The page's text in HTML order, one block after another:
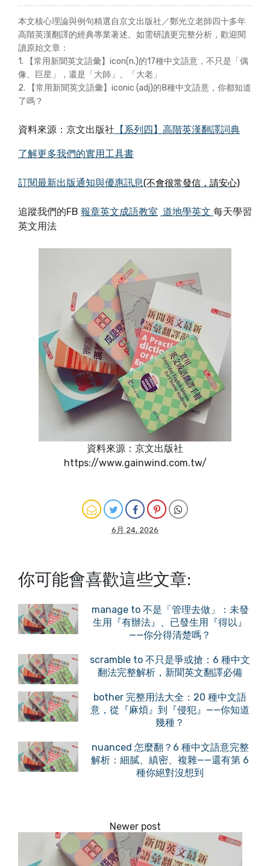
本文核心理論與例句精選自京文出版社／鄭光立老師四十多年
高階英漢翻譯的經典專業著述。如需研讀更完整分析，歡迎閱
讀原始文章：
1. 【常用新聞英文語彙】icon(n.)的17種中文語意，不只是「偶
像、巨星」，還是「大師」、「大老」
2. 【常用新聞英文語彙】iconic (adj)的8種中文語意，你都知道
了嗎？
資料來源：京文出版社 【系列四】高階英漢翻譯詞典
了解更多我們的實用工具書
訂閱最新出版通知與優惠訊息(不會很常發信，請安心)
追蹤我們的FB 報章英文成語教室 道地學英文 每天學習
英文用法
資料來源：京文出版社
https://www.gainwind.com.tw/
6月 24, 2026
你可能會喜歡這些文章:
manage to 不是「管理去做」：未發
生用『有辦法』、已發生用『得以』
——你分得清楚嗎？
scramble to 不只是爭或搶：6 種中文
翻法完整解析，新聞英文翻譯必備
bother 完整用法大全：20 種中文語
意，從『麻煩』到『侵犯』——你知道
幾種？
nuanced 怎麼翻？6 種中文語意完整
解析：細膩、縝密、複雜——還有第 6
種你絕對沒想到